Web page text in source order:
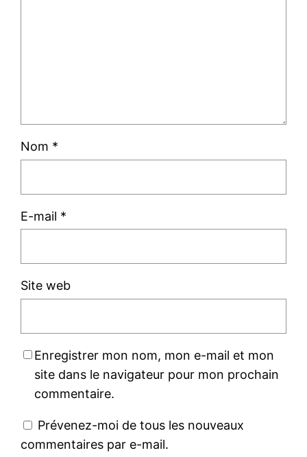
Nom *
E-mail *
Site web
Enregistrer mon nom, mon e-mail et mon
site dans le navigateur pour mon prochain
commentaire.
Prévenez-moi de tous les nouveaux
commentaires par e-mail.